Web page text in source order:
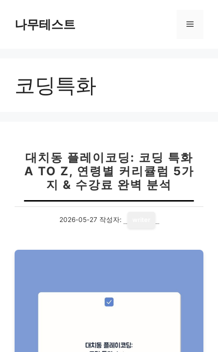
나무테스트 메
코딩특화
대치동 플레이코딩: 코딩 특화
A TO Z, 연령별 커리큘럼 5가
지 & 수강료 완벽 분석
2026-05-27 작성자: